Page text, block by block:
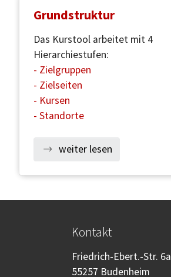
Grundstruktur
Das Kurstool arbeitet mit 4
Hierarchiestufen:
- Zielgruppen
- Zielseiten
- Kursen
- Standorte
weiter lesen
Kontakt
Friedrich-Ebert.-Str. 6a
55257 Budenheim